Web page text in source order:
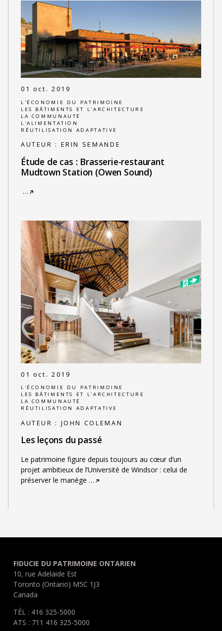
01 oct. 2019
L'ÉCONOMIE DU PATRIMOINE
LES BÂTIMENTS ET L'ARCHITECTURE
LA COMMUNAUTÉ
L'ALIMENTATION
RÉUTILISATION ADAPTATIVE
AUTEUR : ERIN SEMANDE
Étude de cas : Brasserie-restaurant
Mudtown Station (Owen Sound)
…
01 oct. 2019
L'ÉCONOMIE DU PATRIMOINE
LES BÂTIMENTS ET L'ARCHITECTURE
LA COMMUNAUTÉ
RÉUTILISATION ADAPTATIVE
AUTEUR : JOHN COLEMAN
Les leçons du passé
Le patrimoine figure depuis toujours au cœur d’un
projet ambitieux de l’Université de Windsor : celui de
préserver le manège …
FIDUCIE DU PATRIMOINE ONTARIEN
10, rue Adelaide Est
Toronto (Ontario) M5C 1J3
Canada
TÉL : 416 325-5000
ATS : 711 416 325-5000